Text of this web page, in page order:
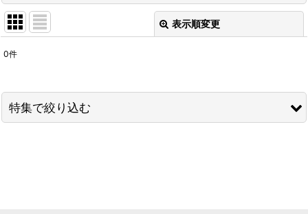
表示順変更
並び順 :
0件
特集で絞り込む